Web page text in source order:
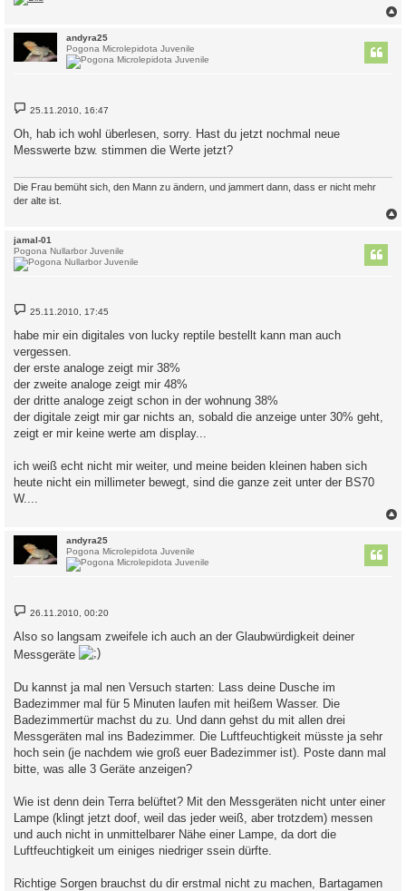
andyra25
Pogona Microlepidota Juvenile
B
e
t
r
25.11.2010, 16:47
Oh, hab ich wohl überlesen, sorry. Hast du jetzt nochmal neue
Messwerte bzw. stimmen die Werte jetzt?
Die Frau bemüht sich, den Mann zu ändern, und jammert dann, dass er nicht mehr
der alte ist.
jamal-01
Pogona Nullarbor Juvenile
B
e
i
t
r
a
g
25.11.2010, 17:45
habe mir ein digitales von lucky reptile bestellt kann man auch
vergessen.
der erste analoge zeigt mir 38%
der zweite analoge zeigt mir 48%
der dritte analoge zeigt schon in der wohnung 38%
der digitale zeigt mir gar nichts an, sobald die anzeige unter 30% geht,
zeigt er mir keine werte am display...
ich weiß echt nicht mir weiter, und meine beiden kleinen haben sich
heute nicht ein millimeter bewegt, sind die ganze zeit unter der BS70
W....
andyra25
Pogona Microlepidota Juvenile
B
e
t
r
26.11.2010, 00:20
Also so langsam zweifele ich auch an der Glaubwürdigkeit deiner
Messgeräte
Du kannst ja mal nen Versuch starten: Lass deine Dusche im
Badezimmer mal für 5 Minuten laufen mit heißem Wasser. Die
Badezimmertür machst du zu. Und dann gehst du mit allen drei
Messgeräten mal ins Badezimmer. Die Luftfeuchtigkeit müsste ja sehr
hoch sein (je nachdem wie groß euer Badezimmer ist). Poste dann mal
bitte, was alle 3 Geräte anzeigen?
Wie ist denn dein Terra belüftet? Mit den Messgeräten nicht unter einer
Lampe (klingt jetzt doof, weil das jeder weiß, aber trotzdem) messen
und auch nicht in unmittelbarer Nähe einer Lampe, da dort die
Luftfeuchtigkeit um einiges niedriger ssein dürfte.
Richtige Sorgen brauchst du dir erstmal nicht zu machen, Bartagamen